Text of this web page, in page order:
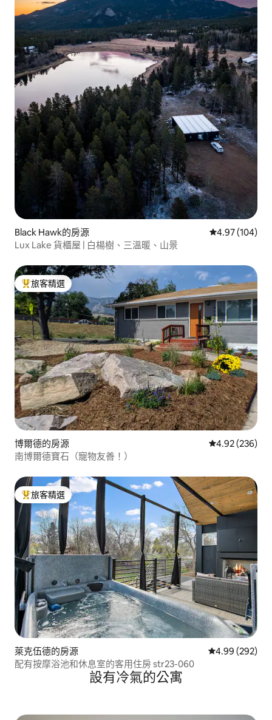
Black Hawk的房源 從 104 則評價
4.97 (104)
Lux Lake 貨櫃屋 | 白楊樹、三溫暖、山景
旅客精選榜首
旅客精選
博爾德的房源 從 236 則評價
4.92 (236)
南博爾德寶石（寵物友善！）
旅客精選榜首
旅客精選
萊克伍德的房源 從 292 則評價
4.99 (292)
配有按摩浴池和休息室的客用住房 str23-060
設有冷氣的公寓